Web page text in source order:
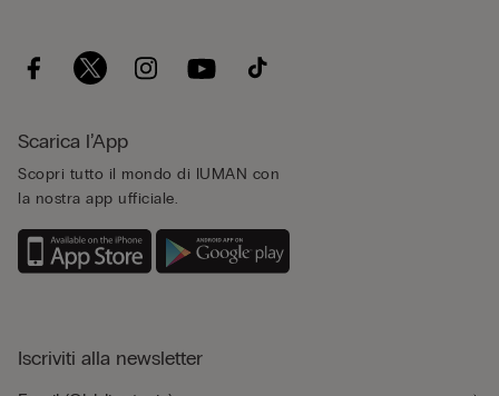
Scarica l’App
Scopri tutto il mondo di IUMAN con
la nostra app ufficiale.
Iscriviti alla newsletter